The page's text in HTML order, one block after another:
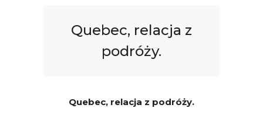
Quebec, relacja z
podróży.
Quebec, relacja z podróży.